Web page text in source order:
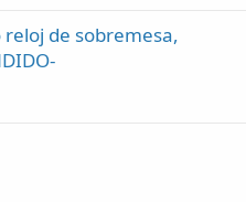
reloj de sobremesa,